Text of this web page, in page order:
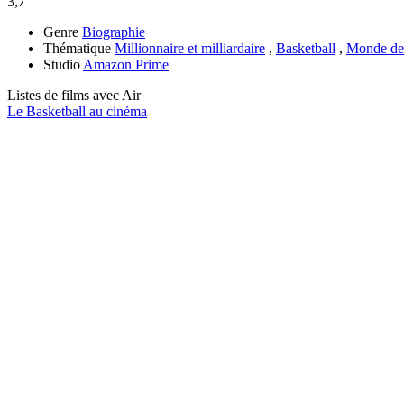
Genre Biographie
Thématique Millionnaire et milliardaire , Basketball , Monde
Studio Amazon Prime
Listes de films avec Air
Le Basketball au cinéma